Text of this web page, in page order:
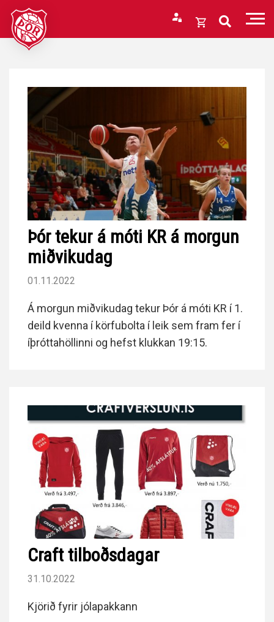
Fara
efni
Opna
Karfan er tóm.
Þór tekur á móti KR á morgun
miðvikudag
01.11.2022
Á morgun miðvikudag tekur Þór á móti KR í 1.
deild kvenna í körfubolta í leik sem fram fer í
íþróttahöllinni og hefst klukkan 19:15.
Craft tilboðsdagar
31.10.2022
Kjörið fyrir jólapakkann